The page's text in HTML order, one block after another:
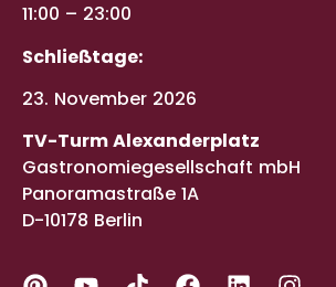
11:00 – 23:00
Schließtage:
23. November 2026
TV-Turm Alexanderplatz
Gastronomiegesellschaft mbH
Panoramastraße 1A
D-10178 Berlin